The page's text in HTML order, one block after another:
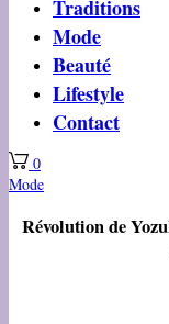
Traditions
Mode
Beauté
Lifestyle
Contact
0
Mode
Révolution de